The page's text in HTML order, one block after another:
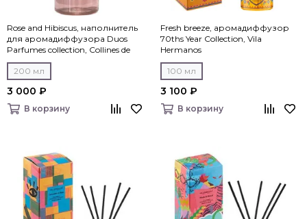
Rose and Hibiscus, наполнитель
для аромадиффузора Duos
Parfumes collection, Collines de
Рrovencе
200 мл
3 000 ₽
В корзину
Fresh breeze, аромадиффузор
70ths Year Collection, Vila
Hermanos
100 мл
3 100 ₽
В корзину